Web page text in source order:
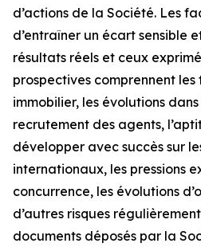
d’actions de la Société. Les
d’entraîner un écart sensible
résultats réels et ceux
prospectives comprennent
immobilier, les évolutions
recrutement des agents,
développer avec succès sur
internationaux, les pressions
concurrence, les évolutions
d’autres risques
documents déposés par la